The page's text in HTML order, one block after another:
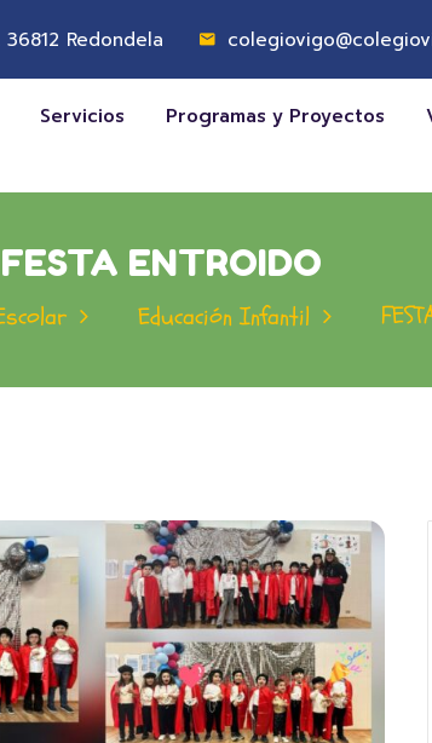
Redondela
Servicios Programas y Proyectos
FESTA ENTROIDO
Educación Infantil